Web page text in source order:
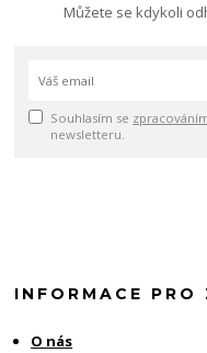
Můžete se kdykoli
Souhlasím se
newsletteru.
INFORMACE PRO
O nás